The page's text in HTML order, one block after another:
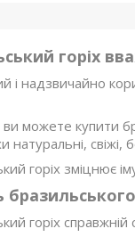
горіх
і надзвичайно
можете купити
натуральні,
горіх зміцнює
бразильського
горіх справжній